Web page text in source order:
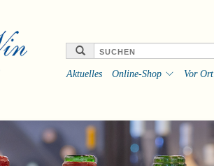
Aktuelles Online-Shop Vor Ort